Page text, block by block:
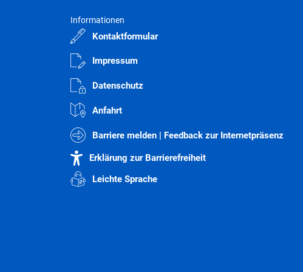
Informationen
Kontaktformular
Impressum
Datenschutz
Anfahrt
Barriere melden | Feedback zur Internetpräsenz
Erklärung zur Barrierefreiheit
Leichte Sprache